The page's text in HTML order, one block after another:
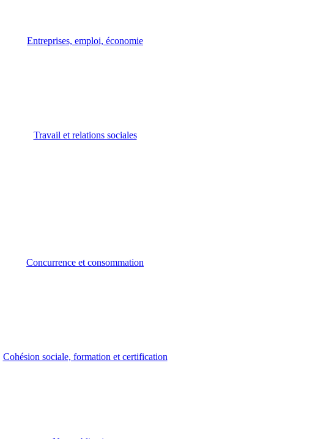
Entreprises, emploi, économie
Travail et relations sociales
Concurrence et consommation
Cohésion sociale, formation et certification